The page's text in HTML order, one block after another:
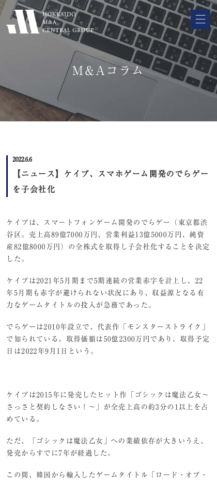
M&Aコラム
2022.6.6
【ニュース】ケイブ、スマホゲーム開発のでらゲー
を子会社化
ケイブは、スマートフォンゲーム開発のでらゲー（東京都渋
谷区。売上高89億7000万円、営業利益13億5000万円、純資
産82億8000万円）の全株式を取得し子会社化することを決定
した。
ケイブは2021年5月期まで5期連続の営業赤字を計上し、22
年5月期も赤字が避けられない状況にあり、収益源となる有
力なゲームタイトルの投入が急務であった。
でらゲーは2010年設立で、代表作「モンスターストライク」
で知られている。取得価額は50億2300万円であり、取得予定
日は2022年9月1日という。
ケイブは2015年に発売したヒット作「ゴシックは魔法乙女～
さっさと契約しなさい！～」が全売上高の約3分の1以上を占
めている。
ただ、「ゴシックは魔法乙女」への業績依存が大きいうえ、
発売からすでに7年が経過した。
この間、韓国から輸入したゲームタイトル「ロード・オブ・